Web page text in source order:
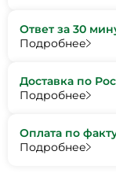
Ответ за 30
Подробнее
Доставка по
Подробнее
Оплата по
Подробнее